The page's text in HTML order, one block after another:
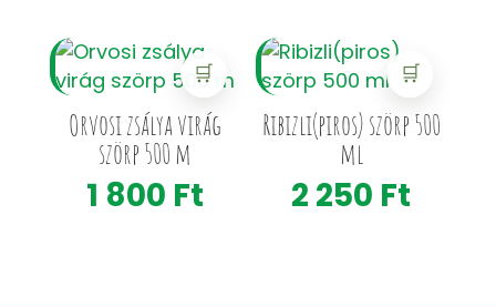
🛒
Orvosi zsálya virág
szörp 500 m
1 800 Ft
🛒
Ribizli(piros) szörp 500
ml
2 250 Ft